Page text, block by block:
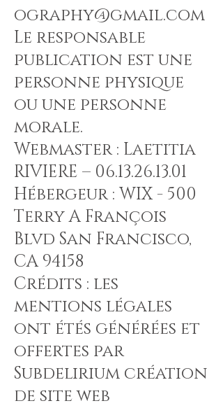
ography@gmail.com
Le responsable
publication est une
personne physique
ou une personne
morale.
Webmaster : Laetitia
RIVIERE – 06.13.26.13.01
Hébergeur : WIX - 500
Terry A François
Blvd San Francisco,
CA 94158
Crédits : les
mentions légales
ont étés générées et
offertes par
Subdelirium création
de site web